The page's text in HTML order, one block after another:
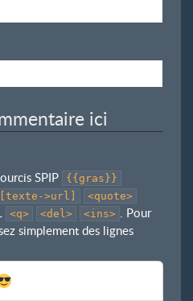
ici
SPIP
{{gras}}
[texte->url]
<quote>
<q> <del> <ins>
. Pour
simplement des lignes